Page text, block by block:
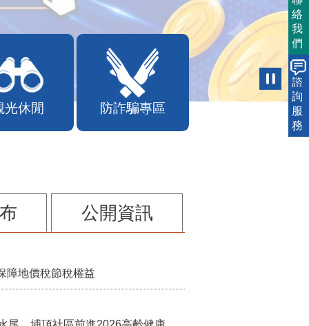
光休閒 防詐騙專區
公開資訊
障地價稅節稅權益
絡
我
們
諮
詢
服
務